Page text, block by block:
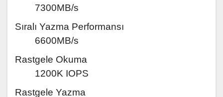
7300MB/s
Sıralı Yazma Performansı
6600MB/s
Rastgele Okuma
1200K IOPS
Rastgele Yazma